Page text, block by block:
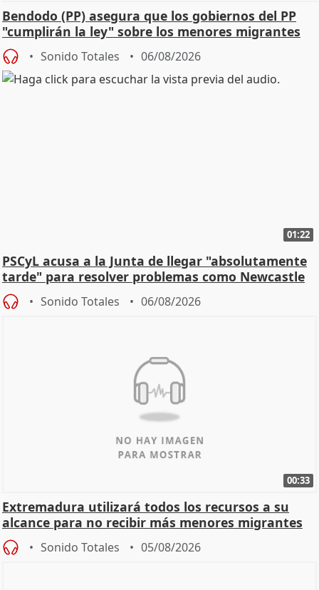
Bendodo (PP) asegura que los gobiernos del PP
"cumplirán la ley" sobre los menores migrantes
Sonido Totales 06/08/2026
01:22
PSCyL acusa a la Junta de llegar "absolutamente
tarde" para resolver problemas como Newcastle
Sonido Totales 06/08/2026
00:33
Extremadura utilizará todos los recursos a su
alcance para no recibir más menores migrantes
Sonido Totales 05/08/2026